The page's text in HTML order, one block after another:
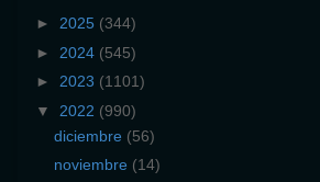
► 2025 (344)
► 2024 (545)
► 2023 (1101)
▼ 2022 (990)
diciembre (56)
noviembre (14)